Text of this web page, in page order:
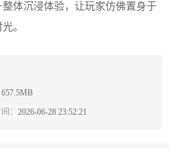
体沉浸体验，让玩家仿佛置身于
。
657.5MB
间：2026-06-28 23:52:21